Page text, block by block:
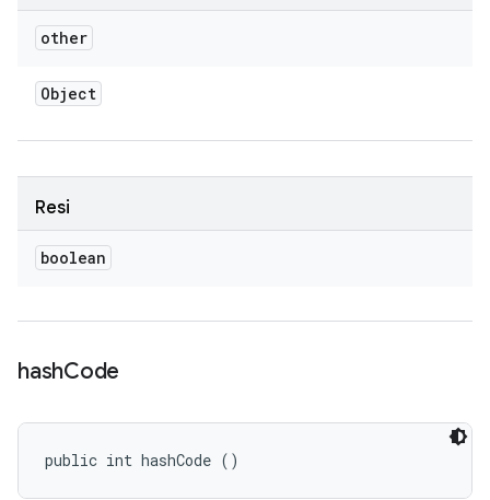
other
Object
Resi
boolean
hashCode
public int hashCode ()